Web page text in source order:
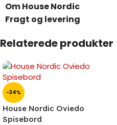
Om House Nordic
Fragt og levering
Relaterede produkter
-34%
House Nordic Oviedo
Spisebord